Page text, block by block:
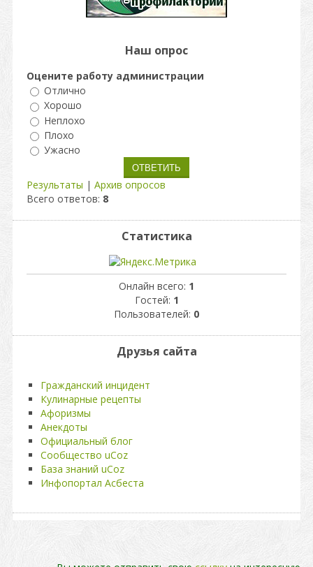
Наш опрос
Оцените работу администрации
Отлично
Хорошо
Неплохо
Плохо
Ужасно
Результаты | Архив опросов
Всего ответов: 8
Статистика
Онлайн всего: 1
Гостей: 1
Пользователей: 0
Друзья сайта
Гражданский инцидент
Кулинарные рецепты
Афоризмы
Анекдоты
Официальный блог
Сообщество uCoz
База знаний uCoz
Инфопортал Асбеста